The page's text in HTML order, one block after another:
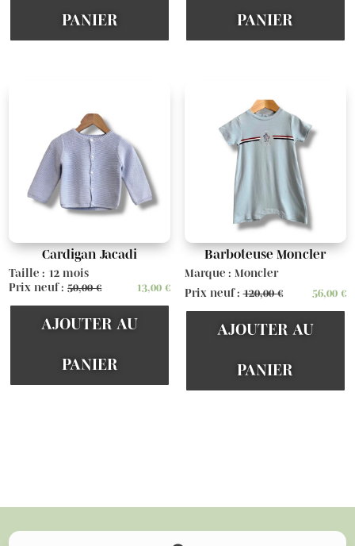
PANIER PANIER
Cardigan Jacadi
Taille : 12 mois
Prix neuf :50,00€ 13,00€
AJOUTER AU
PANIER
Barboteuse Moncler
Marque : Moncler
Prix neuf :120,00€ 56,00 €
AJOUTER AU
PANIER